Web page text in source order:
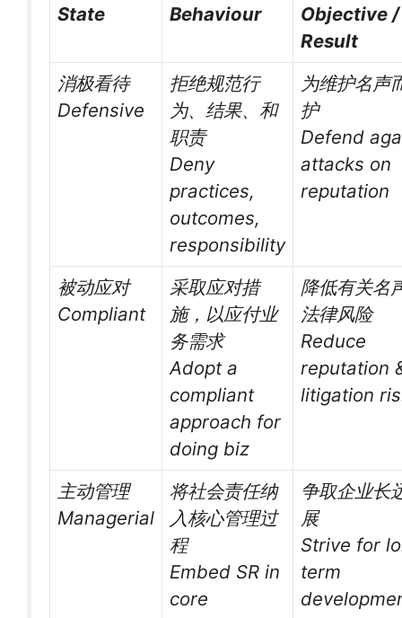
State
Behaviour
Objective /
Result
消极看待
Defensive
拒绝规范行
为、结果、和
职责
Deny
practices,
outcomes,
responsibility
为维护名声
护
Defend
attacks on
reputation
被动应对
Compliant
采取应对措
施，以应付业
务需求
Adopt a
compliant
approach for
doing biz
降低有关名
法律风险
Reduce
reputation
litigation
主动管理
Managerial
将社会责任纳
入核心管理过
程
Embed SR in
core
争取企业长
展
Strive for
term